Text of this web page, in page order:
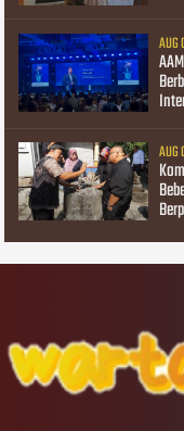
AUG
AUG